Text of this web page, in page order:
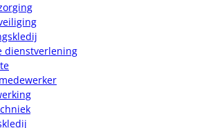
dienstverlening